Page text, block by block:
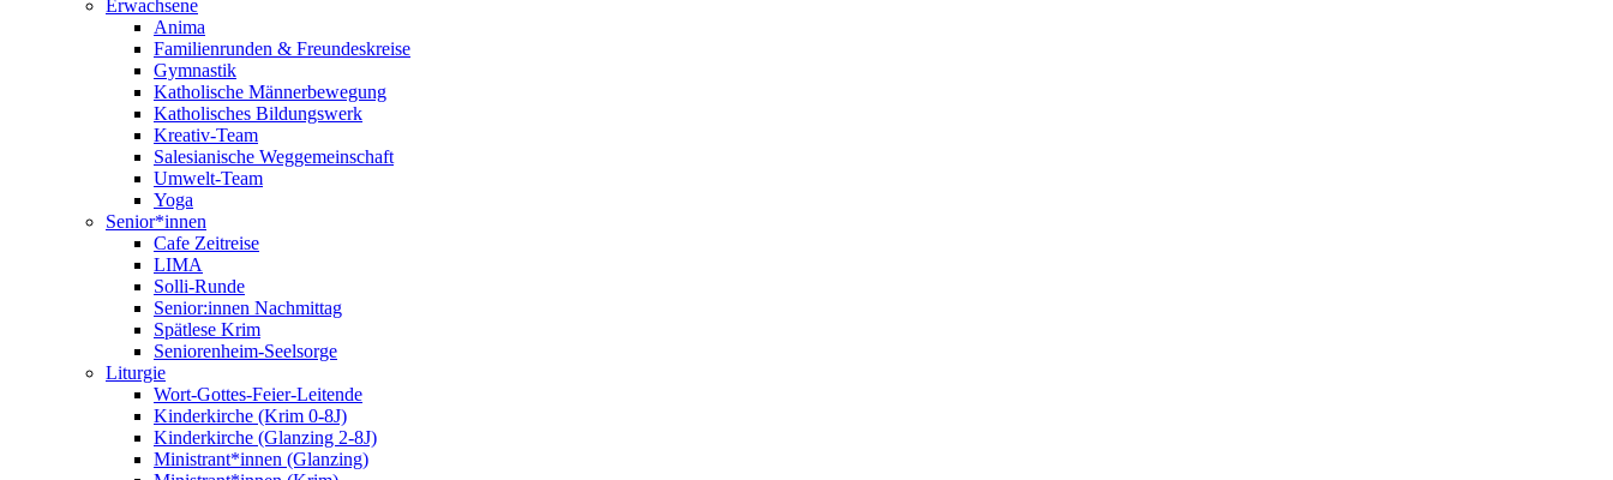
Erwachsene
Anima
Familienrunden & Freundeskreise
Gymnastik
Katholische Männerbewegung
Katholisches Bildungswerk
Kreativ-Team
Salesianische Weggemeinschaft
Umwelt-Team
Yoga
Senior*innen
Cafe Zeitreise
LIMA
Solli-Runde
Senior:innen Nachmittag
Spätlese Krim
Seniorenheim-Seelsorge
Liturgie
Wort-Gottes-Feier-Leitende
Kinderkirche (Krim 0-8J)
Kinderkirche (Glanzing 2-8J)
Ministrant*innen (Glanzing)